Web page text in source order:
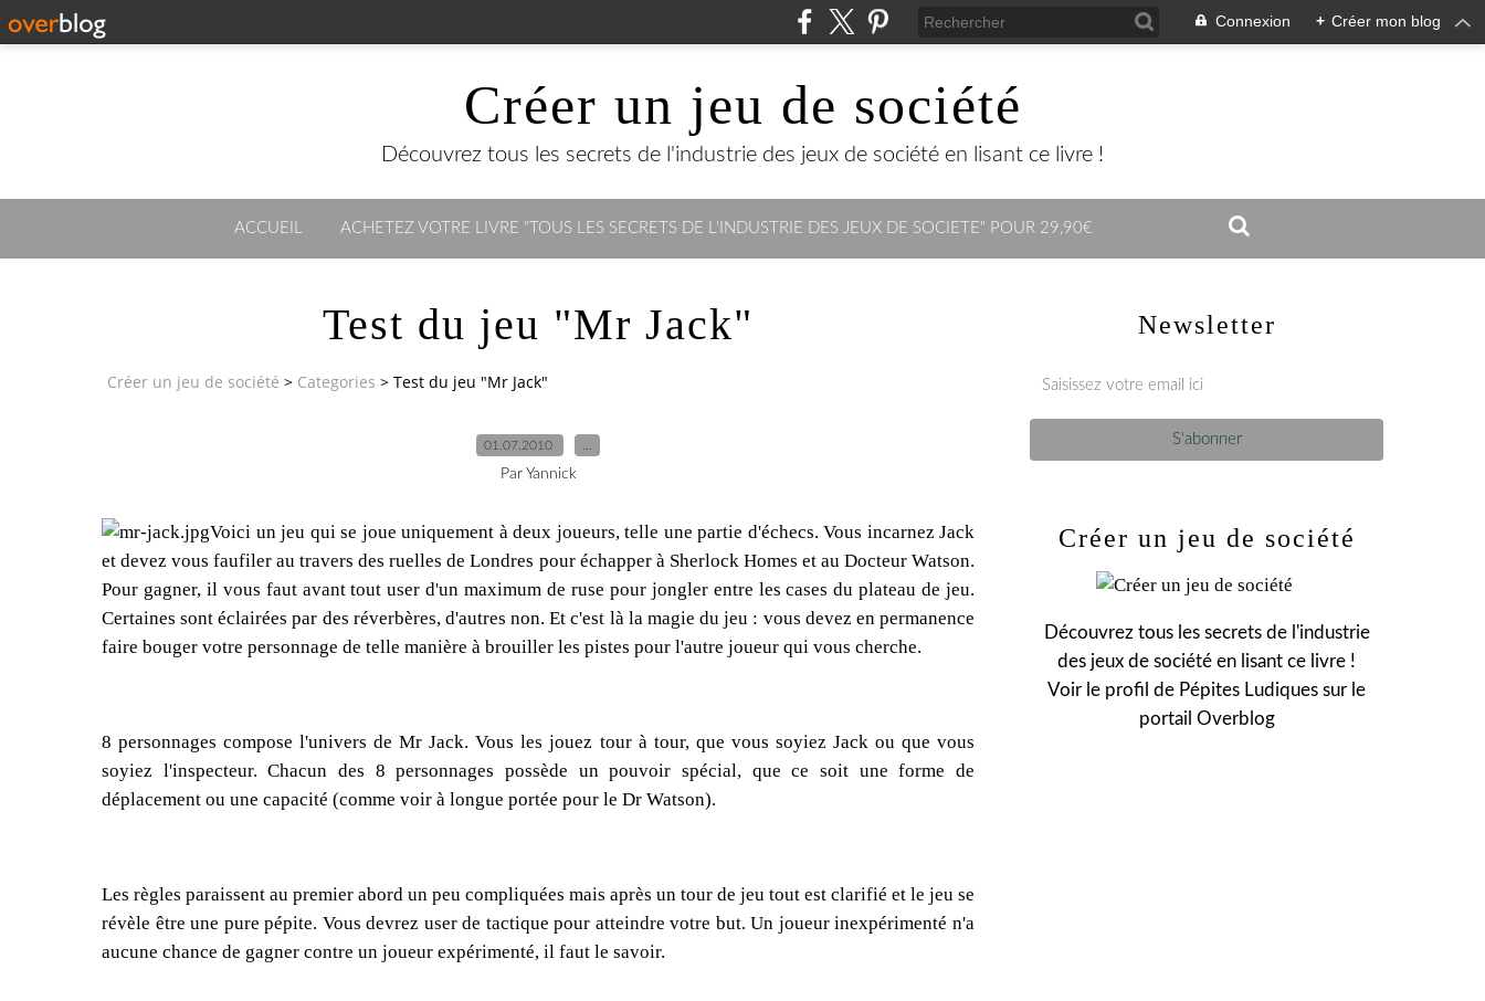
Connexion + Créer mon blog
Créer un jeu de société
Découvrez tous les secrets de l'industrie des jeux de société en lisant ce livre !
ACCUEIL ACHETEZ VOTRE LIVRE "TOUS LES SECRETS DE L'INDUSTRIE DES JEUX DE SOCIETE" POUR 29,90€
Test du jeu "Mr Jack"
Créer un jeu de société > Categories > Test du jeu "Mr Jack"
01.07.2010
Par Yannick
Voici un jeu qui se joue uniquement à deux joueurs, telle une partie d'échecs. Vous incarnez Jack
et devez vous faufiler au travers des ruelles de Londres pour échapper à Sherlock Homes et au Docteur Watson.
Pour gagner, il vous faut avant tout user d'un maximum de ruse pour jongler entre les cases du plateau de jeu.
Certaines sont éclairées par des réverbères, d'autres non. Et c'est là la magie du jeu : vous devez en permanence
faire bouger votre personnage de telle manière à brouiller les pistes pour l'autre joueur qui vous cherche.
8 personnages compose l'univers de Mr Jack. Vous les jouez tour à tour, que vous soyiez Jack ou que vous
soyiez l'inspecteur. Chacun des 8 personnages possède un pouvoir spécial, que ce soit une forme de
déplacement ou une capacité (comme voir à longue portée pour le Dr Watson).
Les règles paraissent au premier abord un peu compliquées mais après un tour de jeu tout est clarifié et le jeu se
révèle être une pure pépite. Vous devrez user de tactique pour atteindre votre but. Un joueur inexpérimenté n'a
aucune chance de gagner contre un joueur expérimenté, il faut le savoir.
Newsletter
Créer un jeu de société
Découvrez tous les secrets de l'industrie
des jeux de société en lisant ce livre !
Voir le profil de Pépites Ludiques sur le
portail Overblog